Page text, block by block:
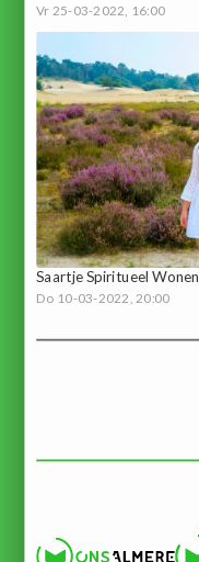
Vr 25-03-2022, 16:00
Saartje Spiritueel Wonen
Do 10-03-2022, 20:00